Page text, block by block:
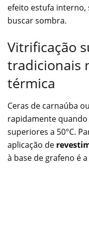
efeito estufa
buscar sombra.
Vitrificação
tradicionais
térmica
Ceras de carnaúba
rapidamente
superiores a 50°C.
aplicação de
à base de grafeno é